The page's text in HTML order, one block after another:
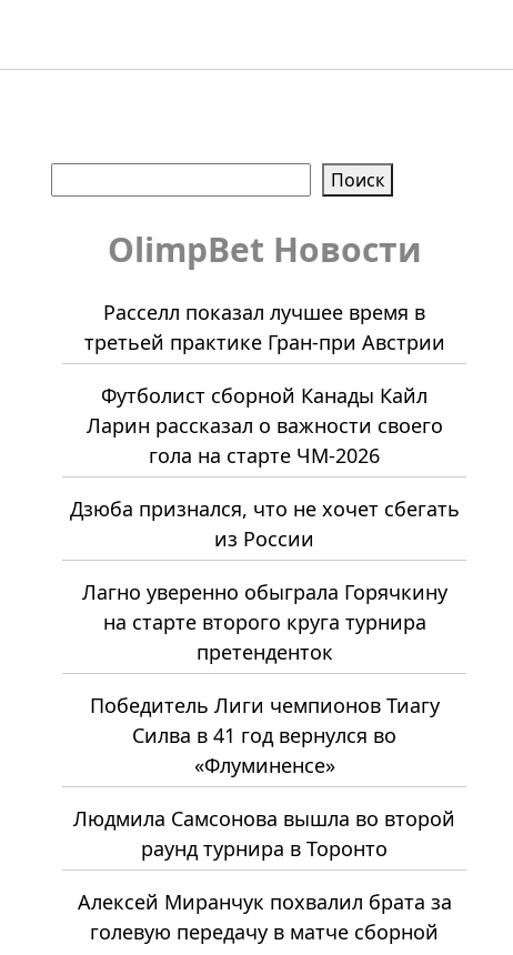
Поиск
OlimpBet Новости
Расселл показал лучшее время в
третьей практике Гран-при Австрии
Футболист сборной Канады Кайл
Ларин рассказал о важности своего
гола на старте ЧМ-2026
Дзюба признался, что не хочет сбегать
из России
Лагно уверенно обыграла Горячкину
на старте второго круга турнира
претенденток
Победитель Лиги чемпионов Тиагу
Силва в 41 год вернулся во
«Флуминенсе»
Людмила Самсонова вышла во второй
раунд турнира в Торонто
Алексей Миранчук похвалил брата за
голевую передачу в матче сборной